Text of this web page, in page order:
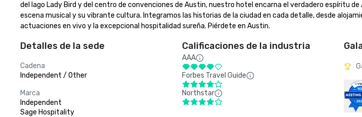
del lago Lady Bird y del centro de convenciones de Austin, nuestro hotel encarna el verdadero espíritu
escena musical y su vibrante cultura. Integramos las historias de la ciudad en cada detalle, desde
actuaciones en vivo y la excepcional hospitalidad sureña. Piérdete en Austin.
Detalles de la sede
Cadena
Independent / Other
Marca
Independent
Sage Hospitality
Calificaciones de la industria
AAA
Forbes Travel Guide
Northstar